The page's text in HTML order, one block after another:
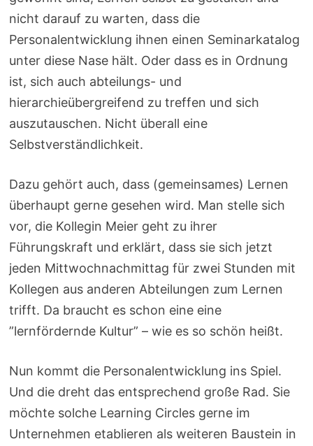
nicht darauf zu warten, dass die
Personalentwicklung ihnen einen Seminarkatalog
unter diese Nase hält. Oder dass es in Ordnung
ist, sich auch abteilungs- und
hierarchieübergreifend zu treffen und sich
auszutauschen. Nicht überall eine
Selbstverständlichkeit.
Dazu gehört auch, dass (gemeinsames) Lernen
überhaupt gerne gesehen wird. Man stelle sich
vor, die Kollegin Meier geht zu ihrer
Führungskraft und erklärt, dass sie sich jetzt
jeden Mittwochnachmittag für zwei Stunden mit
Kollegen aus anderen Abteilungen zum Lernen
trifft. Da braucht es schon eine eine
”lernfördernde Kultur” – wie es so schön heißt.
Nun kommt die Personalentwicklung ins Spiel.
Und die dreht das entsprechend große Rad. Sie
möchte solche Learning Circles gerne im
Unternehmen etablieren als weiteren Baustein in